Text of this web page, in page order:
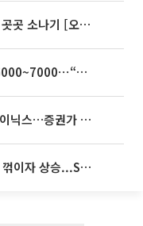
35도 안팎 무더위 이어져…전국 곳곳 소나기 [오늘 날씨]
[주간증시전망] 다음주 코스피 6000~7000⋯“外人 수급은 정책이 변수”
'불안과 기대 사이' 널뛰는 SK하이닉스…증권가 "HBM4·LTA 기반 펀터멘털 견고"
뉴욕증시, 연준 금리인상 기대감 꺾이자 상승...S&P500 사상 최고치 [종합]